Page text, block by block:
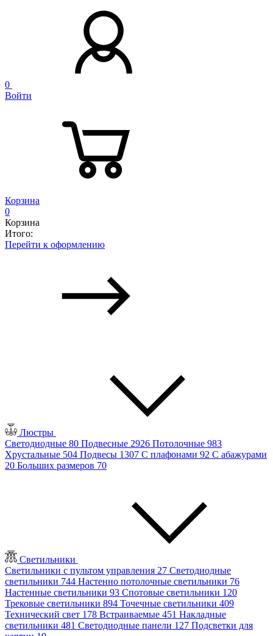
0
Войти
Корзина
0
Корзина
Итого:
Перейти к оформлению
Люстры
Светодиодные 80 Подвесные 2926 Потолочные 983
Хрустальные 504 Подвесы 1307 С плафонами 92 С абажурами
20 Больших размеров 70
Светильники
Светильники с пультом управления 27 Светодиодные
светильники 744 Настенно потолочные светильники 76
Настенные светильники 93 Спотовые светильники 120
Трековые светильники 894 Точечные светильники 409
Технический свет 178 Встраиваемые 451 Накладные
светильники 481 Светодиодные панели 127 Подсветки для